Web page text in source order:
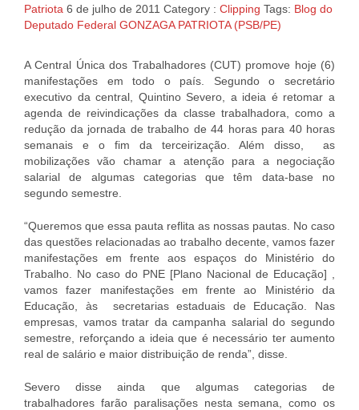
Patriota 6 de julho de 2011 Category : Clipping Tags: Blog do
Deputado Federal GONZAGA PATRIOTA (PSB/PE)
A Central Única dos Trabalhadores (CUT) promove hoje (6)
manifestações em todo o país. Segundo o secretário
executivo da central, Quintino Severo, a ideia é retomar a
agenda de reivindicações da classe trabalhadora, como a
redução da jornada de trabalho de 44 horas para 40 horas
semanais e o fim da terceirização. Além disso, as
mobilizações vão chamar a atenção para a negociação
salarial de algumas categorias que têm data-base no
segundo semestre.
“Queremos que essa pauta reflita as nossas pautas. No caso
das questões relacionadas ao trabalho decente, vamos fazer
manifestações em frente aos espaços do Ministério do
Trabalho. No caso do PNE [Plano Nacional de Educação] ,
vamos fazer manifestações em frente ao Ministério da
Educação, às secretarias estaduais de Educação. Nas
empresas, vamos tratar da campanha salarial do segundo
semestre, reforçando a ideia que é necessário ter aumento
real de salário e maior distribuição de renda”, disse.
Severo disse ainda que algumas categorias de
trabalhadores farão paralisações nesta semana, como os